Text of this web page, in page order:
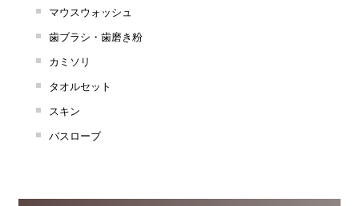
マウスウォッシュ
歯ブラシ・歯磨き粉
カミソリ
タオルセット
スキン
バスローブ